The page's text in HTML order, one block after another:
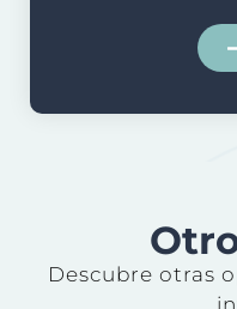
Descubre otras